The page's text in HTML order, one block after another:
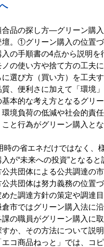
合品の探し方―グリーン購
。①グリーン購入の位置
の手順書の4点から説明を
の使い方や捨て方の工夫
選び方（買い方）を工夫
、便利さに加えて「環境
本的な考え方となるグリ
境負荷の低減や社会的責
と行為がグリーン購入と
時の省エネだけではなく、
が“未来への投資”となる
共団体による公共調達の
共団体は努力義務の位置
た調達方針の策定や調達
市ではグリーン購入法に
の職員がグリーン購入に
か、その方法について説
コ商品ねっと」では、コ